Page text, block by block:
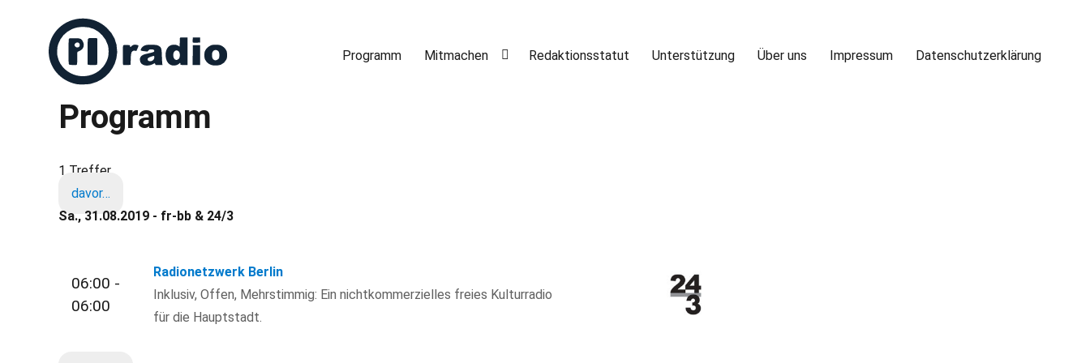
Freies Radio in Berlin
Programm Mitmachen Redaktionsstatut Unterstützung Über uns Impressum Datenschutzerklärung
Programm
1 Treffer
davor…
Sa., 31.08.2019 - fr-bb & 24/3
06:00 -
06:00
Radionetzwerk Berlin
Inklusiv, Offen, Mehrstimmig: Ein nichtkommerzielles freies Kulturradio
für die Hauptstadt.